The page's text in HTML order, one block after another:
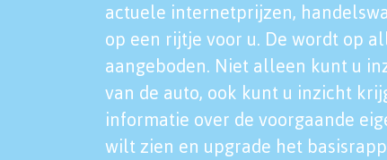
actuele internetprijzen,
op een rijtje voor u. De wordt op
aangeboden. Niet alleen kunt u
van de auto, ook kunt u inzicht
informatie over de voorgaande
wilt zien en upgrade het